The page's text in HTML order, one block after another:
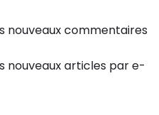
nouveaux commentaires
nouveaux articles par e-